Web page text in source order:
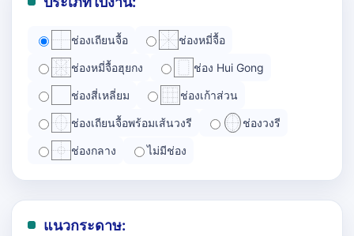
ช่องเถียนจื้อ ช่องหมี่จื้อ
ช่องหมี่จื้อฮุยกง ช่อง Hui Gong
ช่องสี่เหลี่ยม ช่องเก้าส่วน
ช่องเถียนจื้อพร้อมเส้นวงรี ช่องวงรี
ช่องกลาง ไม่มีช่อง
แนวกระดาษ: